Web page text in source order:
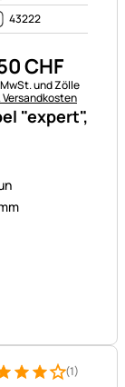
"expert",
43222
CHF
und Zölle
Versandkosten
4 von 5 (1
(1)